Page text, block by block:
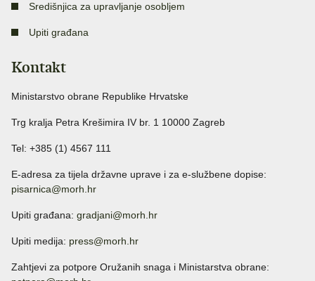
Središnjica za upravljanje osobljem
Upiti građana
Kontakt
Ministarstvo obrane Republike Hrvatske
Trg kralja Petra Krešimira IV br. 1 10000 Zagreb
Tel: +385 (1) 4567 111
E-adresa za tijela državne uprave i za e-službene dopise:
pisarnica@morh.hr
Upiti građana: gradjani@morh.hr
Upiti medija: press@morh.hr
Zahtjevi za potpore Oružanih snaga i Ministarstva obrane: